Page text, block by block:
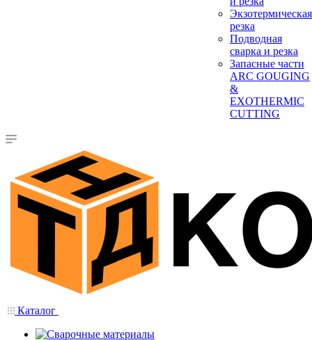
Экзотермическая
резка
Подводная
сварка и резка
Запасные части
ARC GOUGING
&
EXOTHERMIC
CUTTING
Каталог